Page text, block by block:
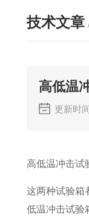
技术文章
高低温
更新时
高低温冲击
这两种试验箱
低温冲击试验